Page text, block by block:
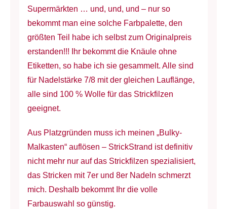
Supermärkten … und, und, und – nur so
bekommt man eine solche Farbpalette, den
größten Teil habe ich selbst zum Originalpreis
erstanden!!! Ihr bekommt die Knäule ohne
Etiketten, so habe ich sie gesammelt. Alle sind
für Nadelstärke 7/8 mit der gleichen Lauflänge,
alle sind 100 % Wolle für das Strickfilzen
geeignet.
Aus Platzgründen muss ich meinen „Bulky-
Malkasten“ auflösen – StrickStrand ist definitiv
nicht mehr nur auf das Strickfilzen spezialisiert,
das Stricken mit 7er und 8er Nadeln schmerzt
mich. Deshalb bekommt Ihr die volle
Farbauswahl so günstig.